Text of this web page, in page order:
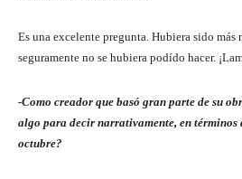
Es una excelente pregunta. Hubiera sido más
seguramente no se hubiera podído hacer.
-Como creador que basó gran parte de su
algo para decir narrativamente, en
octubre?